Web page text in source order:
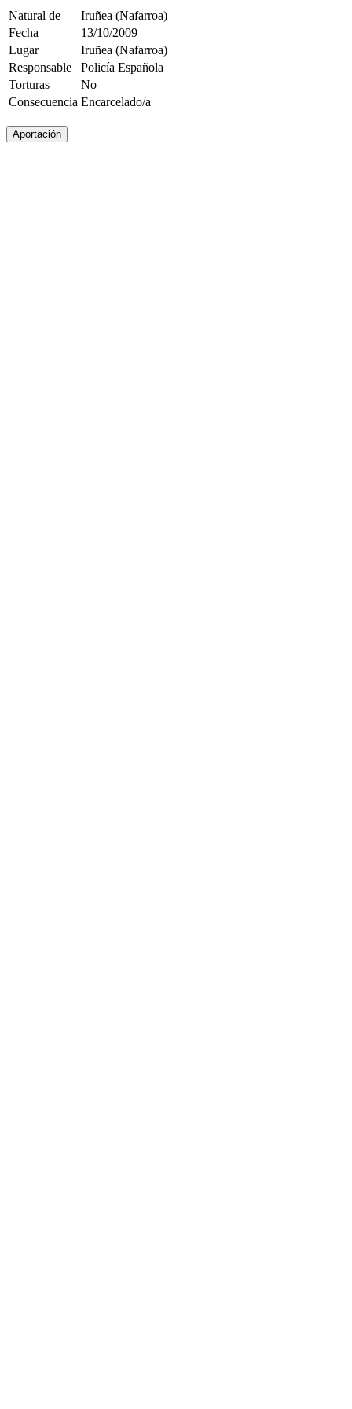
Natural de
Iruñea (Nafarroa)
Fecha
13/10/2009
Lugar
Iruñea (Nafarroa)
Responsable
Policía Española
Torturas
No
Consecuencia Encarcelado/a